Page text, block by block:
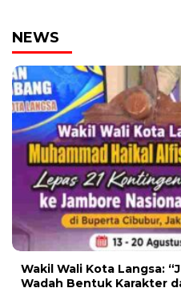
NEWS
Wakil Wali Kota Langsa:
Wadah Bentuk Karakter